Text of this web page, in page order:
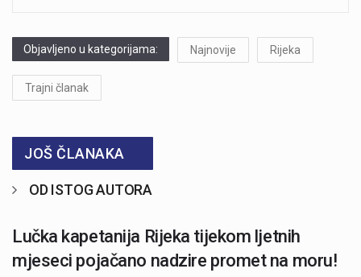
Objavljeno u kategorijama: Najnovije Rijeka
Trajni članak
JOŠ ČLANAKA
OD ISTOG AUTORA
Lučka kapetanija Rijeka tijekom ljetnih
mjeseci pojačano nadzire promet na moru!